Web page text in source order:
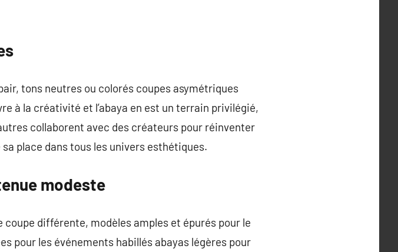
tons neutres ou colorés coupes asymétriques
à la créativité et l’abaya en est un terrain privilégié,
collaborent avec des créateurs pour réinventer
place dans tous les univers esthétiques.
modeste
différente, modèles amples et épurés pour le
pour les événements habillés abayas légères pour